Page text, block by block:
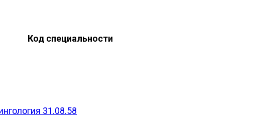
Код специальности
31.08.58